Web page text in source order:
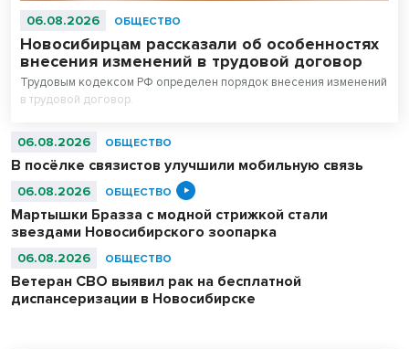
06.08.2026 ОБЩЕСТВО
Новосибирцам рассказали об особенностях
внесения изменений в трудовой договор
Трудовым кодексом РФ определен порядок внесения изменений
в трудовой договор.
06.08.2026 ОБЩЕСТВО
В посёлке связистов улучшили мобильную связь
06.08.2026 ОБЩЕСТВО
Мартышки Бразза с модной стрижкой стали
звездами Новосибирского зоопарка
06.08.2026 ОБЩЕСТВО
Ветеран СВО выявил рак на бесплатной
диспансеризации в Новосибирске